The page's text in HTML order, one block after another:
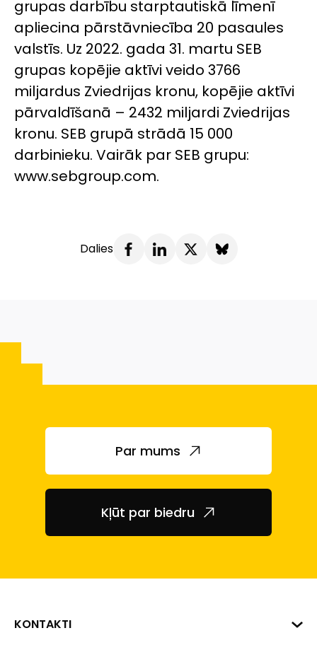
grupas darbību starptautiskā līmenī
apliecina pārstāvniecība 20 pasaules
valstīs. Uz 2022. gada 31. martu SEB
grupas kopējie aktīvi veido 3766
miljardus Zviedrijas kronu, kopējie aktīvi
pārvaldīšanā – 2432 miljardi Zviedrijas
kronu. SEB grupā strādā 15 000
darbinieku. Vairāk par SEB grupu:
www.sebgroup.com.
Dalies
Par mums
Kļūt par biedru
KONTAKTI